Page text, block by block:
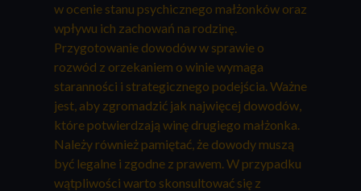
w ocenie stanu psychicznego małżonków oraz
wpływu ich zachowań na rodzinę.
Przygotowanie dowodów w sprawie o
rozwód z orzekaniem o winie wymaga
staranności i strategicznego podejścia. Ważne
jest, aby zgromadzić jak najwięcej dowodów,
które potwierdzają winę drugiego małżonka.
Należy również pamiętać, że dowody muszą
być legalne i zgodne z prawem. W przypadku
wątpliwości warto skonsultować się z